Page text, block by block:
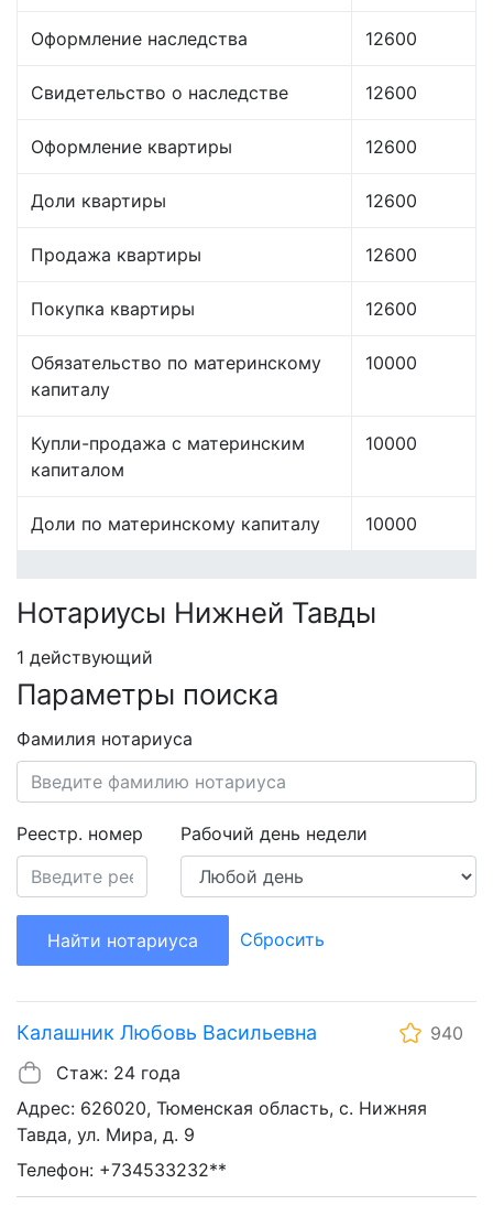
Оформление наследства 12600
Свидетельство о наследстве 12600
Оформление квартиры 12600
Доли квартиры 12600
Продажа квартиры 12600
Покупка квартиры 12600
Обязательство по материнскому
капиталу
10000
Купли-продажа с материнским
капиталом
10000
Доли по материнскому капиталу 10000
Нотариусы Нижней Тавды
1 действующий
Параметры поиска
Фамилия нотариуса
Реестр. номер Рабочий день недели
Найти нотариуса Сбросить
Калашник Любовь Васильевна
940
Стаж: 24 года
Адрес: 626020, Тюменская область, с. Нижняя
Тавда, ул. Мира, д. 9
Телефон: +734533232**